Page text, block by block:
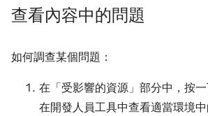
查看內容中的問題
如何調查某個問題：
在「受影響的資源」 部分中，按
在開發人員工具中查看適當環境